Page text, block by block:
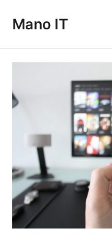
prieMano IT